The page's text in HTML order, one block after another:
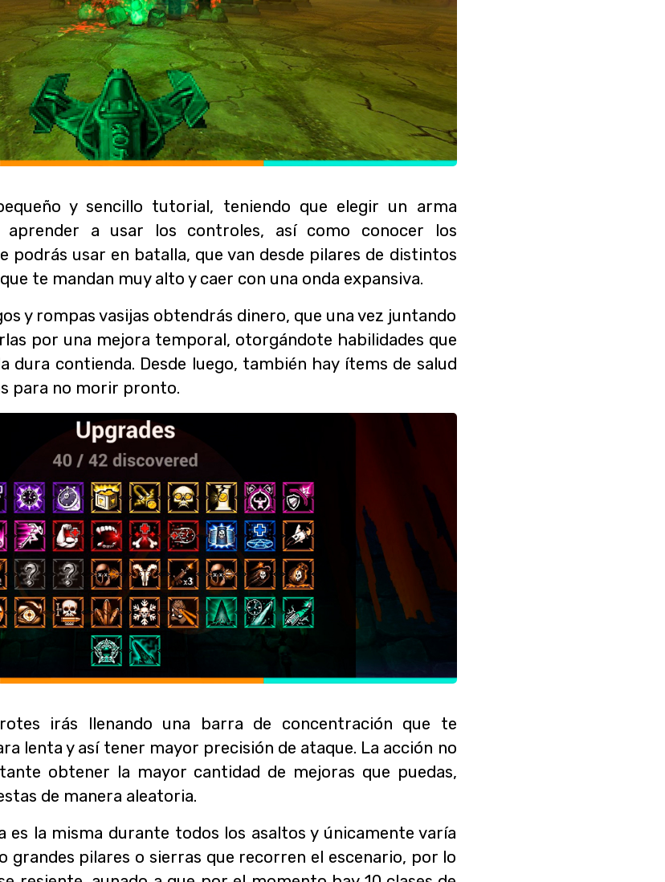
y sencillo tutorial, teniendo que elegir un arma
aprender a usar los controles, así como conocer los
podrás usar en batalla, que van desde pilares de distintos
te mandan muy alto y caer con una onda expansiva.
y rompas vasijas obtendrás dinero, que una vez juntando
por una mejora temporal, otorgándote habilidades que
dura contienda. Desde luego, también hay ítems de salud
para no morir pronto.
irás llenando una barra de concentración que te
lenta y así tener mayor precisión de ataque. La acción no
obtener la mayor cantidad de mejoras que puedas,
de manera aleatoria.
es la misma durante todos los asaltos y únicamente varía
grandes pilares o sierras que recorren el escenario, por lo